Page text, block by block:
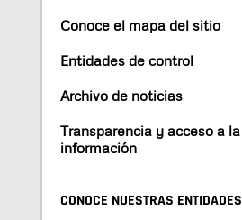
Conoce el mapa del sitio
Entidades de control
Archivo de noticias
Transparencia y acceso a la
información
CONOCE NUESTRAS ENTIDADES